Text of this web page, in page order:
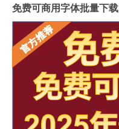
免费可商用字体批量下载